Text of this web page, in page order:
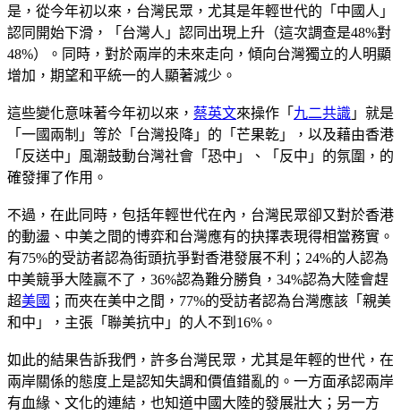
是，從今年初以來，台灣民眾，尤其是年輕世代的「中國人」
認同開始下滑，「台灣人」認同出現上升（這次調查是48%對
48%）。同時，對於兩岸的未來走向，傾向台灣獨立的人明顯
增加，期望和平統一的人顯著減少。
這些變化意味著今年初以來， 蔡英文來操作「 九二共識 」就是
「一國兩制」等於「台灣投降」的「芒果乾」，以及藉由香港
「反送中」風潮鼓動台灣社會「恐中」、「反中」的氛圍，的
確發揮了作用。
不過，在此同時，包括年輕世代在內，台灣民眾卻又對於香港
的動盪、中美之間的博弈和台灣應有的抉擇表現得相當務實。
有75%的受訪者認為街頭抗爭對香港發展不利；24%的人認為
中美競爭大陸贏不了，36%認為難分勝負，34%認為大陸會趕
超美國 ；而夾在美中之間，77%的受訪者認為台灣應該「親美
和中」，主張「聯美抗中」的人不到16%。
如此的結果告訴我們，許多台灣民眾，尤其是年輕的世代，在
兩岸關係的態度上是認知失調和價值錯亂的。一方面承認兩岸
有血緣、文化的連結，也知道中國大陸的發展壯大；另一方